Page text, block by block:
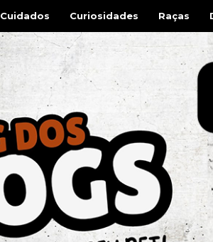
Cuidados Curiosidades Raças